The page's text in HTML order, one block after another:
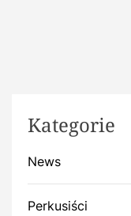
Kategorie
News
Perkusiści